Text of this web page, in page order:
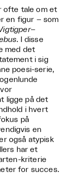
ofte tale om et
en figur – som
–
. I disse
med det
i sig
poesi-serie,
ligge på det
i hvert
på
en
også atypisk
har et
kriterie
for succes.